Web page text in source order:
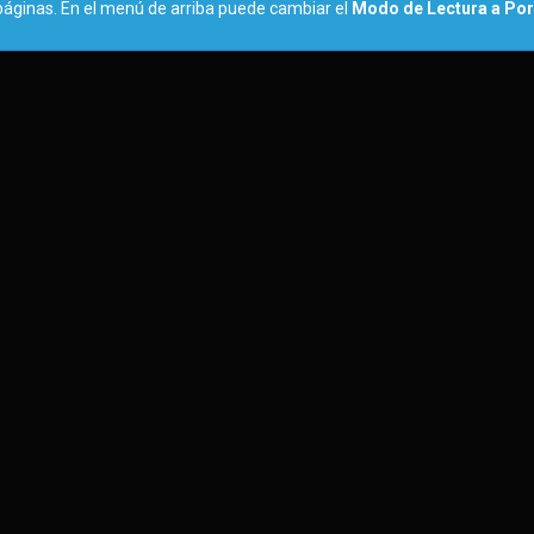
En el menú de arriba puede cambiar el
Modo de Lectura a